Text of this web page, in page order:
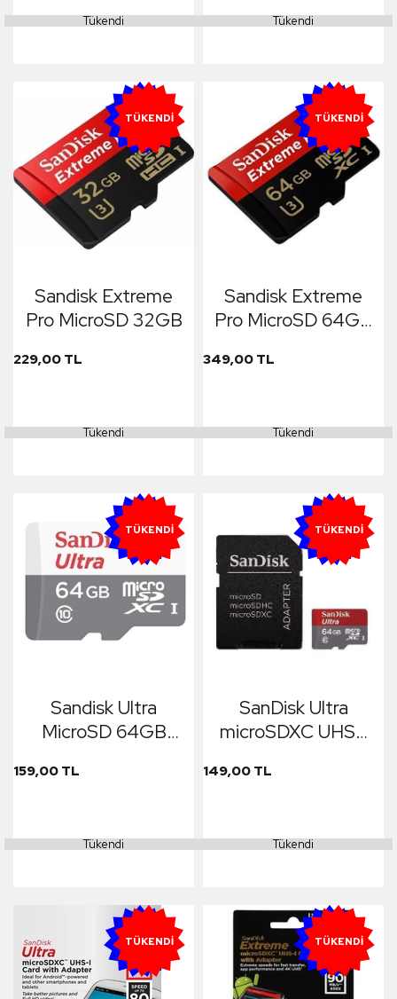
Tükendi Tükendi
YENI
TÜKENDI
Sandisk Extreme
Pro MicroSD 32GB
229,00 TL
Tükendi
YENI
TÜKENDI
Sandisk Extreme
Pro MicroSD 64GB
Kameralar İçin Özel
349,00 TL
Tükendi
YENI
TÜKENDI
Sandisk Ultra
MicroSD 64GB
159,00 TL
Tükendi
YENI
TÜKENDI
SanDisk Ultra
microSDXC UHS-I
149,00 TL
Tükendi
YENI
TÜKENDI YENI
TÜKENDI